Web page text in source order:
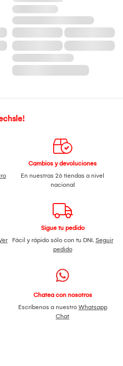
Cambios y devoluciones
En nuestras 26 tiendas a nivel
nacional
Sigue tu pedido
Fácil y rápido sólo con tu DNI. Seguir
pedido
Chatea con nosotros
Escríbenos a nuestro Whatsapp
Chat